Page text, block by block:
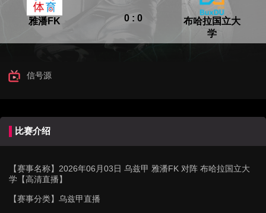
雅潘FK 0 : 0
布哈拉国立大
学
信号源
比赛介绍
【赛事名称】 2026年06月03日 乌兹甲 雅潘FK 对阵 布哈拉国立大
学【高清直播】
【赛事分类】 乌兹甲直播